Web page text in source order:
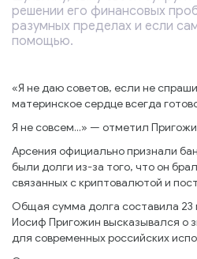
решении его финансовых
разумных пределах и если
помощью.
«Я не даю советов, если не
материнское сердце всегда
Я не совсем...» — отметил
Арсения официально признали
были долги из-за того, что он
связанных с криптовалютой и
Общая сумма долга составила 23
Иосиф Пригожин высказывался о
для современных российских